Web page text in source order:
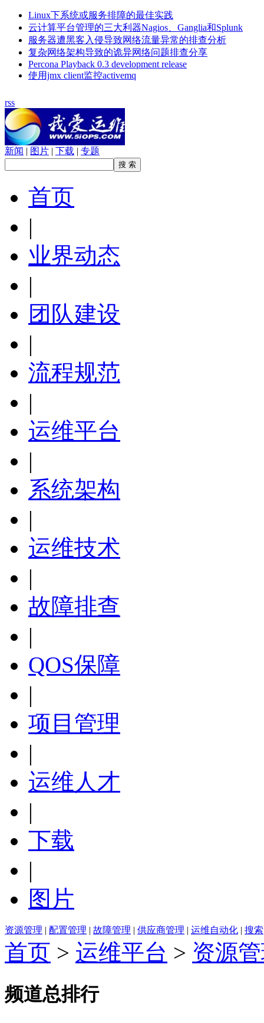
Linux下系统或服务排障的最佳实践
云计算平台管理的三大利器Nagios、Ganglia和Splunk
服务器遭黑客入侵导致网络流量异常的排查分析
复杂网络架构导致的诡异网络问题排查分享
Percona Playback 0.3 development release
使用jmx client监控activemq
rss
新闻 | 图片 | 下载 | 专题
首页
|
业界动态
|
团队建设
|
流程规范
|
运维平台
|
系统架构
|
运维技术
|
故障排查
|
QOS保障
|
项目管理
|
运维人才
|
下载
|
图片
资源管理 | 配置管理 | 故障管理 | 供应商管理 | 运维自动化 | 搜索
首页 > 运维平台 > 资源
频道总排行